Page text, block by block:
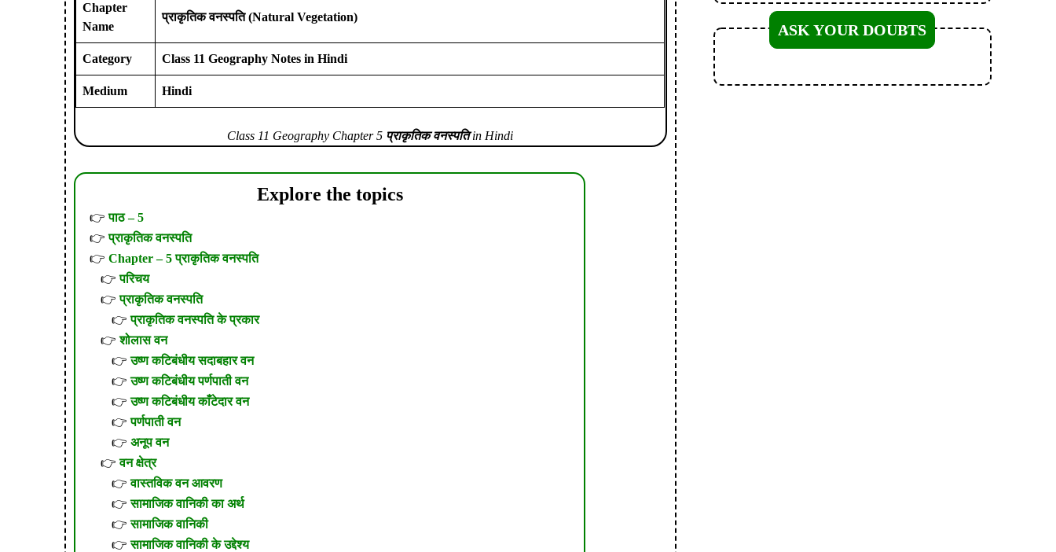
Chapter
Name
प्राकृतिक वनस्पति (Natural Vegetation)
Category Class 11 Geography Notes in Hindi
Medium Hindi
Class 11 Geography Chapter 5 प्राकृतिक वनस्पतिin Hindi
Explore the topics
पाठ – 5
प्राकृतिक वनस्पति
Chapter – 5 प्राकृतिक वनस्पति
परिचय
प्राकृतिक वनस्पति
प्राकृतिक वनस्पति के प्रकार
शोलास वन
उष्ण कटिबंधीय सदाबहार वन
उष्ण कटिबंधीय पर्णपाती वन
उष्ण कटिबंधीय काँटेदार वन
पर्णपाती वन
अनूप वन
वन क्षेत्र
वास्तविक वन आवरण
सामाजिक वानिकी का अर्थ
सामाजिक वानिकी
सामाजिक वानिकी के उद्देश्य
ASK YOUR DOUBTS